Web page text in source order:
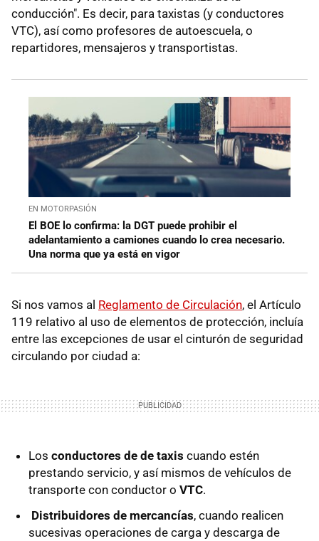
conducción". Es decir, para taxistas (y conductores
VTC), así como profesores de autoescuela, o
repartidores, mensajeros y transportistas.
EN MOTORPASIÓN
El BOE lo confirma: la DGT puede prohibir el
adelantamiento a camiones cuando lo crea necesario.
Una norma que ya está en vigor
Si nos vamos al Reglamento de Circulación, el Artículo
119 relativo al uso de elementos de protección, incluía
entre las excepciones de usar el cinturón de seguridad
circulando por ciudad a:
Los conductores de de taxis cuando estén
prestando servicio, y así mismos de vehículos de
transporte con conductor o VTC.
Distribuidores de mercancías, cuando realicen
sucesivas operaciones de carga y descarga de